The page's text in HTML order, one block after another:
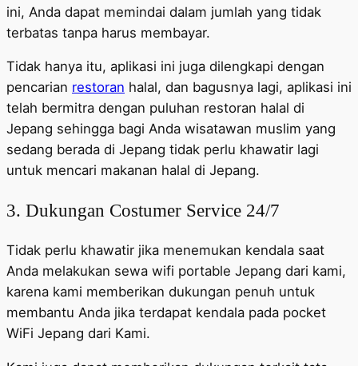
ini, Anda dapat memindai dalam jumlah yang tidak
terbatas tanpa harus membayar.
Tidak hanya itu, aplikasi ini juga dilengkapi dengan
pencarian restoran halal, dan bagusnya lagi, aplikasi ini
telah bermitra dengan puluhan restoran halal di
Jepang sehingga bagi Anda wisatawan muslim yang
sedang berada di Jepang tidak perlu khawatir lagi
untuk mencari makanan halal di Jepang.
3. Dukungan Costumer Service 24/7
Tidak perlu khawatir jika menemukan kendala saat
Anda melakukan sewa wifi portable Jepang dari kami,
karena kami memberikan dukungan penuh untuk
membantu Anda jika terdapat kendala pada pocket
WiFi Jepang dari Kami.